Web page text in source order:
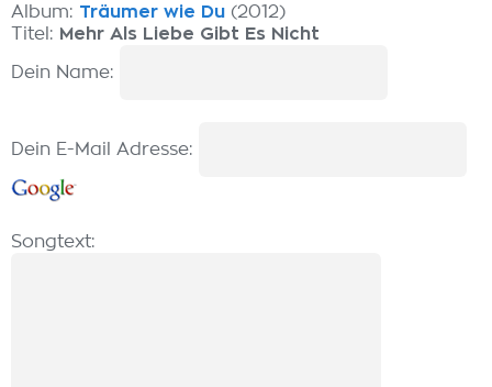
Album: Träumer wie Du (2012)
Titel: Mehr Als Liebe Gibt Es Nicht
Dein Name:
Dein E-Mail Adresse:
Songtext: